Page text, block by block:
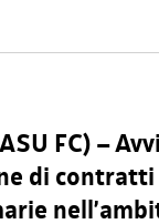
FC) –
di